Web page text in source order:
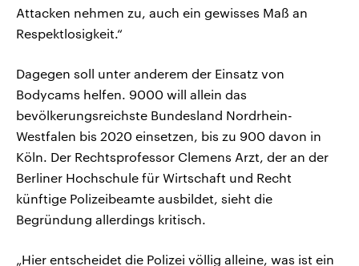
Attacken nehmen zu, auch ein gewisses Maß an
Respektlosigkeit.“
Dagegen soll unter anderem der Einsatz von
Bodycams helfen. 9000 will allein das
bevölkerungsreichste Bundesland Nordrhein-
Westfalen bis 2020 einsetzen, bis zu 900 davon in
Köln. Der Rechtsprofessor Clemens Arzt, der an der
Berliner Hochschule für Wirtschaft und Recht
künftige Polizeibeamte ausbildet, sieht die
Begründung allerdings kritisch.
„Hier entscheidet die Polizei völlig alleine, was ist ein